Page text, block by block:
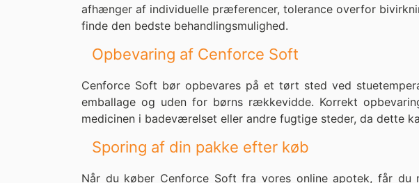
afhænger af individuelle præferencer, tolerance overfor
finde den bedste behandlingsmulighed.
Opbevaring af Cenforce Soft
Cenforce Soft bør opbevares på et tørt sted ved
emballage og uden for børns rækkevidde. Korrekt
medicinen i badeværelset eller andre fugtige steder, da dette
Sporing af din pakke efter køb
Når du køber Cenforce Soft fra vores online apotek, får